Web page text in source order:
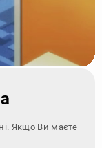
Якщо Ви маєте